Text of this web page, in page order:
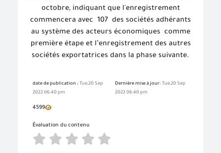
octobre, indiquant que l'enregistrement
commencera avec 107 des sociétés adhérants
au système des acteurs économiques comme
première étape et l’enregistrement des autres
sociétés exportatrices dans la phase suivante.
date de publication : Tue,20 Sep
2022 06:40 pm
Dernière mise à jour: Tue,20 Sep
2022 06:40 pm
4599
Évaluation du contenu